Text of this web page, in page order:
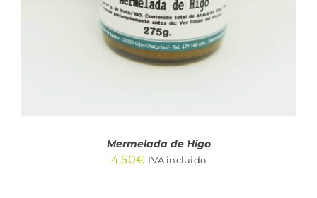
Mermelada de Higo
4,50€ IVA incluido